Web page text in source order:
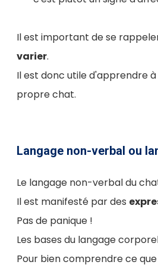
Il est important de se
varier.
Il est donc utile d'apprendre
propre chat.
Langage non-verbal ou
Le langage non-verbal du
Il est manifesté par des
Pas de panique !
Les bases du langage
Pour bien comprendre ce